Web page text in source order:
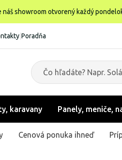
náš showroom otvorený každý
Poradňa
karavany Panely, meniče,
Cenová ponuka ihneď